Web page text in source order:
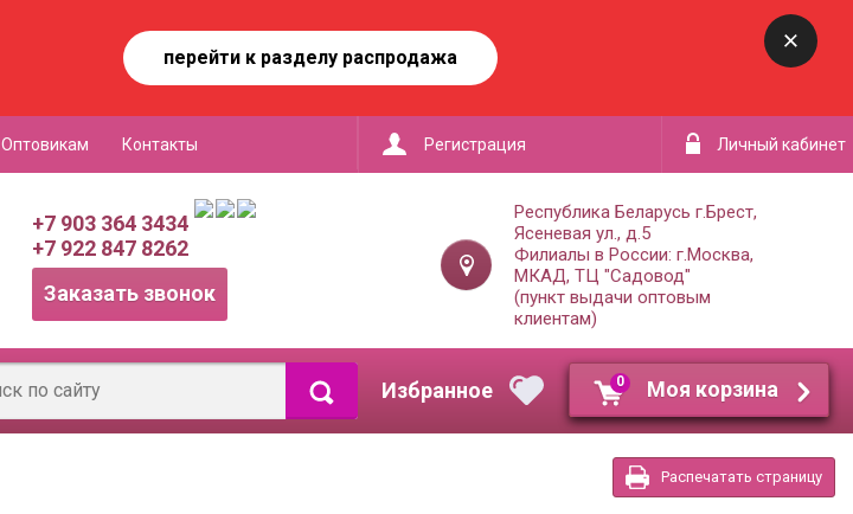
перейти к разделу распродажа
Оптовикам Контакты Регистрация Личный кабинет
+7 903 364 3434
+7 922 847 8262
Заказать звонок
Республика Беларусь г.Брест,
Ясеневая ул., д.5
Филиалы в России: г.Москва,
МКАД, ТЦ "Садовод"
(пункт выдачи оптовым
клиентам)
0 Моя корзина
Распечатать страницу